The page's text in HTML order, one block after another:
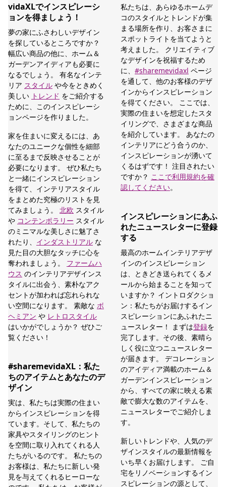
vidaXLでインスピレーシ
ョンを得ましょう！
夢の家にふさわしいデザイン
を探しているところですか？
幅広い商品の他に、ホーム＆
ガーデンアイディアも必要に
なるでしょう。 有名なインテ
リア スタイル や今をときめく
美しい トレンド をご紹介する
ために、このインスピレーシ
ョンページを作りました。
家を住まいに変えるには、あ
なたのユニークな個性を細部
に至るまで反映させることが
必要になります。 ぜひ私たち
と一緒にインスピレーション
を得て、インテリアスタイル
をまとめた究極のリストを見
てみましょう。 北欧 スタイル
や コンテンポラリー スタイル
のミニマルな美しさに魅了さ
れたり、 インダストリアル な
見た目の大胆なタッチに心を
奪われましょう。 ファームハ
ウス のインテリアデザインス
タイルに出会う、素朴なアク
セントが加われば忘れられな
い空間になります。 素敵な ボ
ヘミアン や レトロスタイル
はいかがでしょうか？ ぜひご
覧ください！
#sharemevidaXL：私た
ちのアイテムとあなたのデ
ザイン
実は、私たちは実際の住まい
からインスピレーションを得
ています。そして、私たちの
家具やスタイリングのヒント
を空間に取り入れてくれる人
たちがいるのです。 私たちの
お客様は、私たちに新しい発
見を与えてくれるヒーローな
私たちは、あらゆるホームデ
コのスタイルとトレンドが集
まる場所を作り、お客さまに
スポットライトを当てようと
考えました。 クリエイティブ
なデザインを祝福するため
に、 #sharemevidaxl ページ
を通して、他のお客様のデザ
インからインスピレーション
を得てください。 ここでは、
実際の住まいを想定したスタ
イリングで、さまざまな商品
を紹介しています。 あなたの
インテリアにどう合うのか、
インスピレーションが湧いて
くるはずです！ 注目されたい
ですか？ ここで利用規約を確
認してください。
インスピレーションにあふ
れたニュースレターに登録
する
最高のホームインテリアデザ
インのインスピレーション
は、ときどき送られてくるメ
ールから始まることを知って
いますか？ イントロダクショ
ン：私たちがお届けするイン
スピレーションにあふれたニ
ュースレター！ まずは登録を
完了します。その後、素晴ら
しく役に立つニュースレター
が届きます。 デコレーション
のアイディア満載のホーム＆
ガーデンインスピレーション
から、すべての家に映える素
敵で膨大な数のアイテムを、
ニュースレターでご紹介しま
す。
新しいトレンドや、人気のデ
ザインスタイルの最新情報を
いち早くお届けします。 ご自
宅をリノベーションするイン
スピレーションの源として、